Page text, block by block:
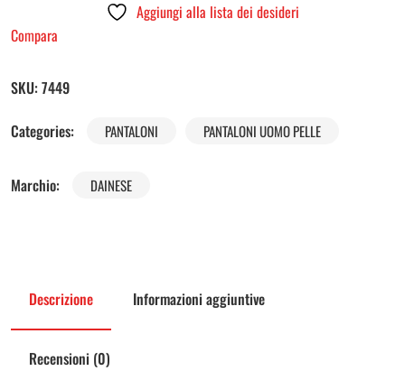
Aggiungi alla lista dei desideri
Compara
SKU: 7449
Categories:
PANTALONI PANTALONI UOMO PELLE
Marchio: DAINESE
Descrizione Informazioni aggiuntive
Recensioni (0)